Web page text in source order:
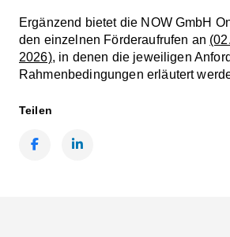
Ergänzend bietet die NOW GmbH
den einzelnen Förderaufrufen an
2026), in denen die jeweiligen
Rahmenbedingungen erläutert
Teilen